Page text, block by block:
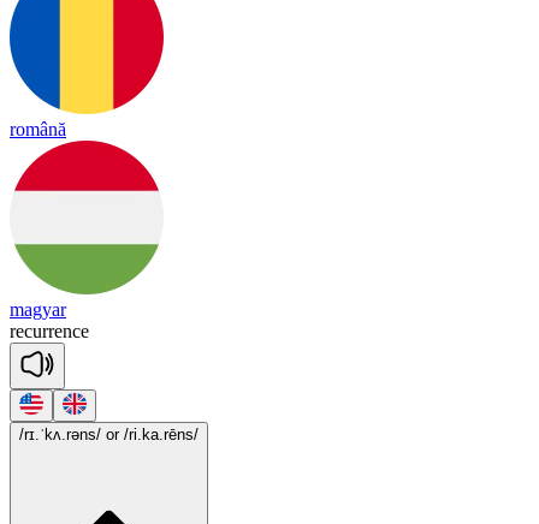
română
magyar
recurrence
/rɪ.ˈkʌ.rəns/ or /ri.ka.rēns/